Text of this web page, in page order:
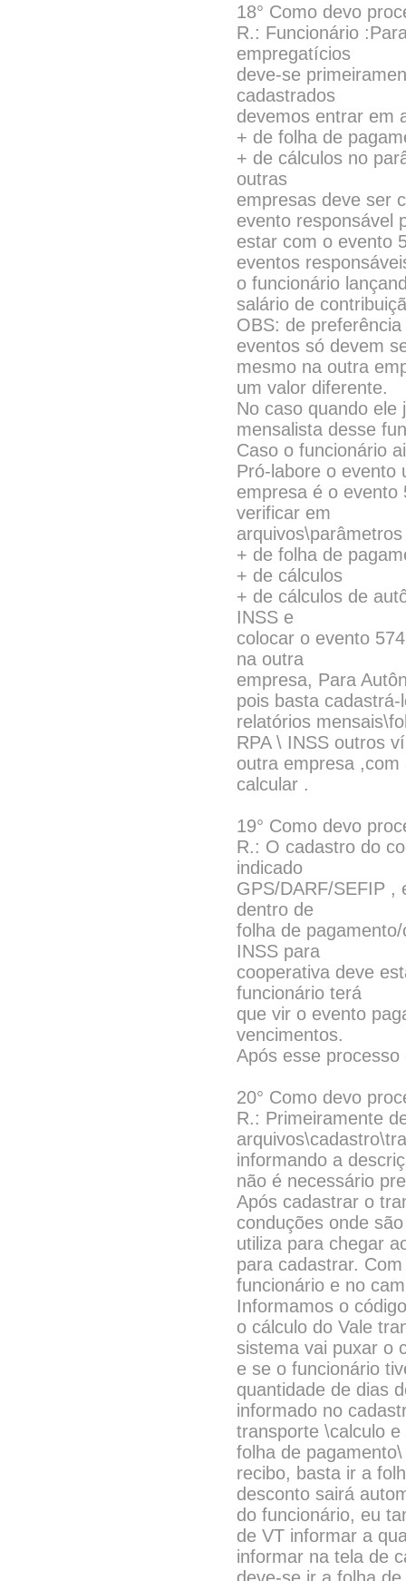
18° Como devo
R.: Funcionário
empregatícios
deve-se
cadastrados
devemos entrar em
+ de folha de
+ de cálculos no
outras
empresas deve ser
evento responsável
estar com o evento
eventos
o funcionário
salário de
OBS: de
eventos só devem
mesmo na outra
um valor diferente.
No caso quando ele
mensalista desse
Caso o funcionário
Pró-labore o evento
empresa é o evento
verificar em
+ de folha de
+ de cálculos
+ de cálculos de
INSS e
colocar o evento
na outra
empresa, Para
pois basta
relatórios
RPA \ INSS outros
outra empresa
calcular .
19° Como devo
R.: O cadastro do
indicado
GPS/DARF/SEFIP ,
dentro de
folha de
INSS para
cooperativa deve
funcionário terá
que vir o evento
vencimentos.
Após esse processo
20° Como devo
R.: Primeiramente
informando a
não é necessário
Após cadastrar o
conduções onde
utiliza para chegar
para cadastrar.
funcionário e no
Informamos o
o cálculo do Vale
sistema vai puxar o
e se o funcionário
quantidade de dias
informado no
transporte \calculo
folha de
recibo, basta ir a
desconto sairá
do funcionário, eu
de VT informar a
informar na tela de